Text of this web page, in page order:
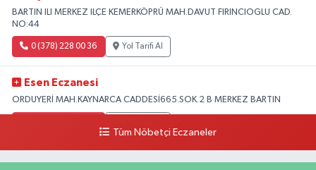
BARTIN ILI MERKEZ ILÇE KEMERKÖPRÜ MAH.DAVUT FIRINCIOGLU CAD.
NO:44
0 (378) 228 00 36 Yol Tarifi Al
Esen Eczanesi
ORDUYERİ MAH.KAYNARCA CADDESİ665.SOK.2 B MERKEZ BARTIN
Tüm Nöbetçi Eczaneler